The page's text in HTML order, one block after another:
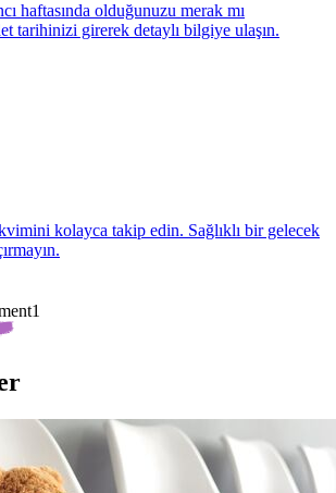
haftasında olduğunuzu merak mı
tarihinizi girerek detaylı bilgiye ulaşın.
kolayca takip edin. Sağlıklı bir gelecek